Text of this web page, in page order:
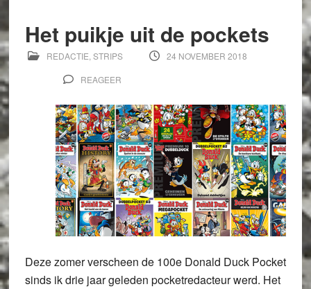
Het puikje uit de pockets
REDACTIE STRIPS
24 NOVEMBER 2018
REAGEER
Deze zomer verscheen de 100e Donald Duck Pocket
sinds ik drie jaar geleden pocketredacteur werd. Het